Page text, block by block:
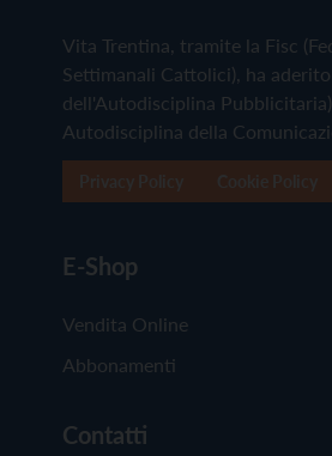
Vita Trentina, tramite la Fisc
Settimanali Cattolici), ha
dell'Autodisciplina
Autodisciplina della
E-Shop
Vendita Online
Abbonamenti
Contatti